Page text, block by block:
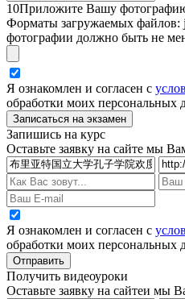
10Приложите Вашу
Форматы загружаемых файлов:
фотографии должно быть не
Я ознакомлен и согласен с
обработки моих персональных
Запишись на курс
Оставьте заявку на сайте мы
Я ознакомлен и согласен с
обработки моих персональных
Получить видеоуроки
Оставьте заявку на сайтеи мы